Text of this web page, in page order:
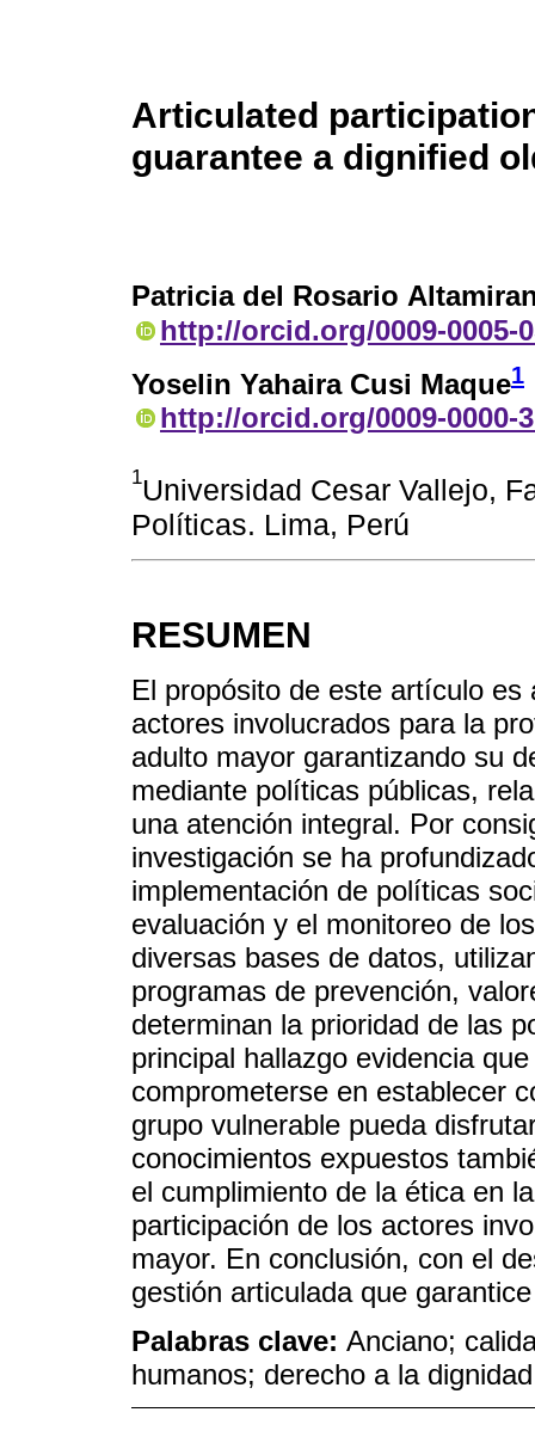
Articulated
guarantee a dignified
Patricia del Rosario
http://orcid.org/0009-0005-
Yoselin Yahaira Cusi Maque1
http://orcid.org/0009-0000-
1Universidad Cesar Vallejo,
Políticas. Lima, Perú
RESUMEN
El propósito de este artículo
actores involucrados para la
adulto mayor garantizando su
mediante políticas públicas,
una atención integral. Por
investigación se ha
implementación de políticas
evaluación y el monitoreo de
diversas bases de datos,
programas de prevención,
determinan la prioridad de las
principal hallazgo evidencia
comprometerse en establecer
grupo vulnerable pueda
conocimientos expuestos
el cumplimiento de la ética en
participación de los actores
mayor. En conclusión, con el
gestión articulada que
Palabras clave: Anciano;
humanos; derecho a la